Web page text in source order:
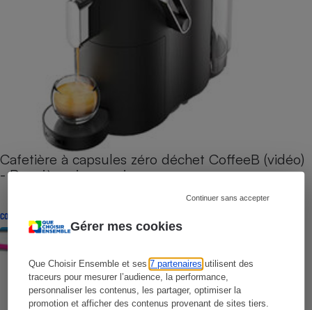
Gérer mes cookies
Que Choisir Ensemble et ses7 partenaires utilisent des
traceurs pour mesurer l’audience, la performance,
personnaliser les contenus, les partager, optimiser la
promotion et afficher des contenus provenant de sites tiers.
Continuer sans accepter
Cafetière à capsules zéro déchet CoffeeB (vidéo)
- Premières impressions
CONSEILS